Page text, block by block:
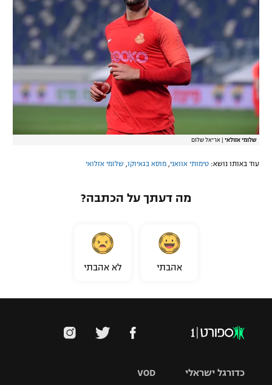
שלומי אזולאי אריאל שלום
עוד באותו נושא: טימותי אוואני, מוסא בגאיוקו, שלומי אזלואי
מה דעתך על הכתבה?
אהבתי לא אהבתי
VOD כדורגל ישראלי